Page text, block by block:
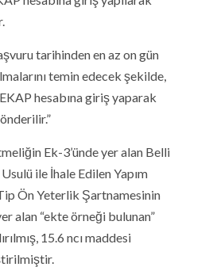
tarihinden en az on gün
temin edecek şekilde,
hesabına giriş yaparak
Ek-3’ünde yer alan Belli
ile İhale Edilen Yapım
Ön Yeterlik Şartnamesinin
alan “ekte örneği bulunan”
15.6 ncı maddesi